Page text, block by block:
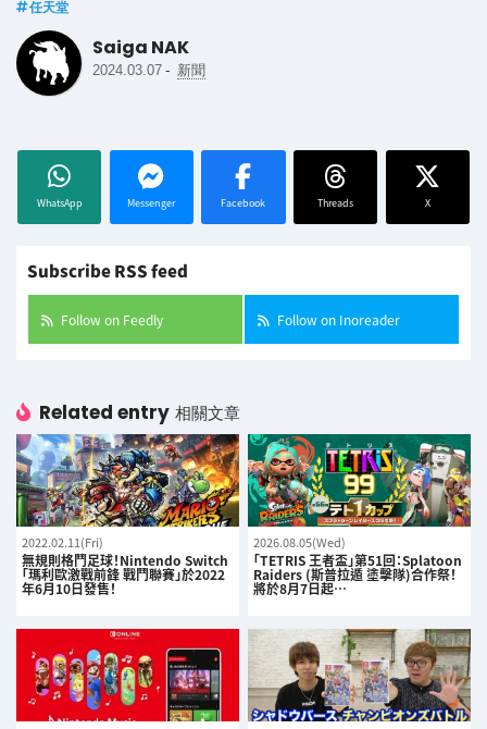
任天堂
Saiga NAK
2024.03.07 - 新聞
WhatsApp Messenger Facebook Threads X
Subscribe RSS feed
Follow on Feedly Follow on Inoreader
Related entry 相關文章
2022.02.11(Fri)
無規則格鬥足球！Nintendo Switch
「瑪利歐激戰前鋒 戰鬥聯賽」於2022
年6月10日發售！
2026.08.05(Wed)
「TETRIS 王者盃」第51回：Splatoon
Raiders (斯普拉遁 塗擊隊)合作祭！
將於8月7日起…